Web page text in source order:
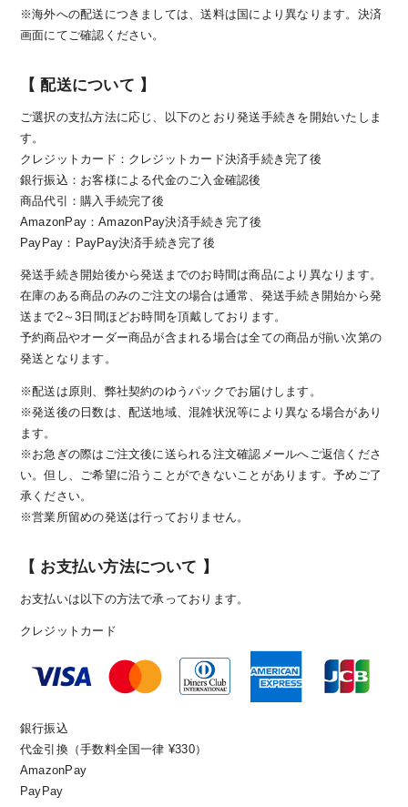
現在は33名でモノづくりを行っていますが、創業当
時は兄弟だけで作業をしていたため1日3着しか作れ
ませんでした。しかしその後、地元の女性が率先し
て手伝ってくれたおかげで量産化をすることができ
るようになりました。現在働いている従業員も、ほ
とんどが地元の人たちで20代から60代と様々な世代
が活躍しています。また、私たちは技術の継承を通
じ、新しい生産力を培いたいという考えから、近年
の工場では珍しく日本人のみでの経営を貫いていま
す。そうすることで地元へ貢献するとともに、雇用
ています。
時代と共に変化するものづくりへの想い。
た薄利多売の商売をしていた時代もありました。し
かし現在は1枚1枚を大切に作ることを最も大事に
し、工場の内制化に取り組んでいます。そのため規
※海外への配送につきましては、送料は国により異なります。決済
画面にてご確認ください。
【 配送について 】
ご選択の支払方法に応じ、以下のとおり発送手続きを開始いたしま
す。
クレジットカード：クレジットカード決済手続き完了後
銀行振込：お客様による代金のご入金確認後
商品代引：購入手続完了後
AmazonPay：AmazonPay決済手続き完了後
PayPay：PayPay決済手続き完了後
発送手続き開始後から発送までのお時間は商品により異なります。
在庫のある商品のみのご注文の場合は通常、発送手続き開始から発
送まで2～3日間ほどお時間を頂戴しております。
予約商品やオーダー商品が含まれる場合は全ての商品が揃い次第の
発送となります。
※配送は原則、弊社契約のゆうパックでお届けします。
※発送後の日数は、配送地域、混雑状況等により異なる場合があり
ます。
※お急ぎの際はご注文後に送られる注文確認メールへご返信くださ
い。但し、ご希望に沿うことができないことがあります。予めご了
承ください。
※営業所留めの発送は行っておりません。
【 お支払い方法について 】
お支払いは以下の方法で承っております。
クレジットカード
銀行振込
代金引換（手数料全国一律 ¥330）
AmazonPay
PayPay